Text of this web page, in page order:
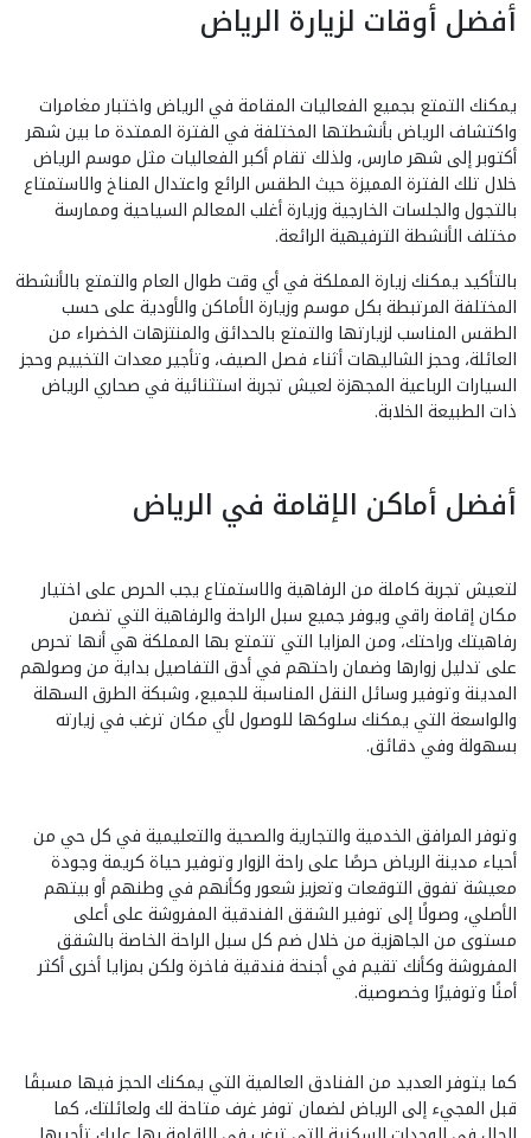
أفضل أوقات لزيارة الرياض
يمكنك التمتع بجميع الفعاليات المقامة في الرياض واختبار مغامرات
واكتشاف الرياض بأنشطتها المختلفة في الفترة الممتدة ما بين شهر
أكتوبر إلى شهر مارس، ولذلك تقام أكبر الفعاليات مثل موسم الرياض
خلال تلك الفترة المميزة حيث الطقس الرائع واعتدال المناخ والاستمتاع
بالتجول والجلسات الخارجية وزيارة أغلب المعالم السياحية وممارسة
مختلف الأنشطة الترفيهية الرائعة.
بالتأكيد يمكنك زيارة المملكة في أي وقت طوال العام والتمتع بالأنشطة
المختلفة المرتبطة بكل موسم وزيارة الأماكن والأودية على حسب
الطقس المناسب لزيارتها والتمتع بالحدائق والمنتزهات الخضراء من
العائلة، وحجز الشاليهات أثناء فصل الصيف، وتأجير معدات التخييم وحجز
السيارات الرباعية المجهزة لعيش تجربة استثنائية في صحاري الرياض
ذات الطبيعة الخلابة.
أفضل أماكن الإقامة في الرياض
لتعيش تجربة كاملة من الرفاهية والاستمتاع يجب الحرص على اختيار
مكان إقامة راقي ويوفر جميع سبل الراحة والرفاهية التي تضمن
رفاهيتك وراحتك، ومن المزايا التي تتمتع بها المملكة هي أنها تحرص
على تدليل زوارها وضمان راحتهم في أدق التفاصيل بداية من وصولهم
المدينة وتوفير وسائل النقل المناسبة للجميع، وشبكة الطرق السهلة
والواسعة التي يمكنك سلوكها للوصول لأي مكان ترغب في زيارته
بسهولة وفي دقائق.
وتوفر المرافق الخدمية والتجارية والصحية والتعليمية في كل حي من
أحياء مدينة الرياض حرصًا على راحة الزوار وتوفير حياة كريمة وجودة
معيشة تفوق التوقعات وتعزيز شعور وكأنهم في وطنهم أو بيتهم
الأصلي، وصولًا إلى توفير الشقق الفندقية المفروشة على أعلى
مستوى من الجاهزية من خلال ضم كل سبل الراحة الخاصة بالشقق
المفروشة وكأنك تقيم في أجنحة فندقية فاخرة ولكن بمزايا أخرى أكثر
أمنًا وتوفيرًا وخصوصية.
كما يتوفر العديد من الفنادق العالمية التي يمكنك الحجز فيها مسبقًا
قبل المجيء إلى الرياض لضمان توفر غرف متاحة لك ولعائلتك، كما